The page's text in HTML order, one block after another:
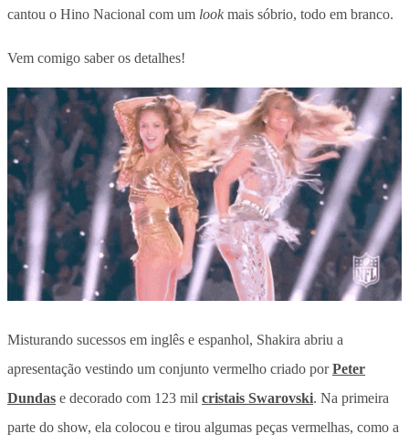
cantou o Hino Nacional com um look mais sóbrio, todo em branco.
Vem comigo saber os detalhes!
Misturando sucessos em inglês e espanhol, Shakira abriu a
apresentação vestindo um conjunto vermelho criado porPeter
Dundas e decorado com 123 mil cristais Swarovski. Na primeira
parte do show, ela colocou e tirou algumas peças vermelhas, como a